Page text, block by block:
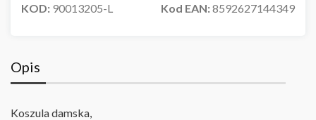
KOD: 90013205-L Kod EAN:8592627144349
Opis
Koszula damska,